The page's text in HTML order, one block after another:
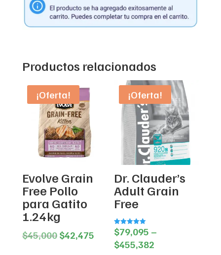
Productos relacionados
¡Oferta!
Evolve Grain
Free Pollo
para Gatito
1.24kg
$45,000 Original
$42,475Current
price
¡Oferta!
Dr. Clauder’s
Adult Grain
Free
Valorado en
5.00
de 5
$79,095 –
$455,382